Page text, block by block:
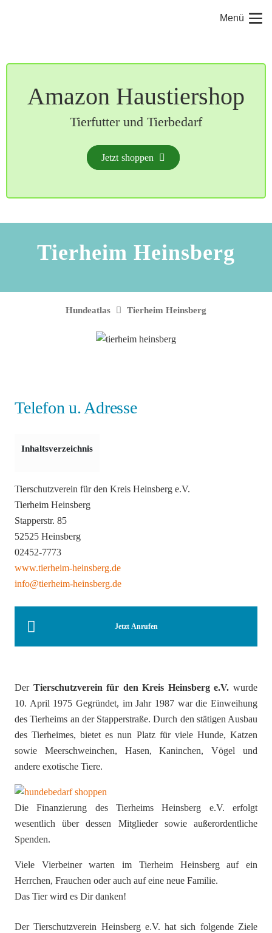
Menü
Amazon Haustiershop
Tierfutter und Tierbedarf
Jetzt shoppen
Tierheim Heinsberg
Hundeatlas Tierheim Heinsberg
Telefon u. Adresse
Inhaltsverzeichnis
Tierschutzverein für den Kreis Heinsberg e.V.
Tierheim Heinsberg
Stapperstr. 85
52525 Heinsberg
02452-7773
www.tierheim-heinsberg.de
info@tierheim-heinsberg.de
Jetzt Anrufen
Der Tierschutzverein für den Kreis Heinsberg e.V. wurde
10. April 1975 Gegründet, im Jahr 1987 war die Einweihung
des Tierheims an der Stapperstraße. Durch den stätigen Ausbau
des Tierheimes, bietet es nun Platz für viele Hunde, Katzen
sowie Meerschweinchen, Hasen, Kaninchen, Vögel und
andere exotische Tiere.
Die Finanzierung des Tierheims Heinsberg e.V. erfolgt
wesentlich über dessen Mitglieder sowie außerordentliche
Spenden.
Viele Vierbeiner warten im Tierheim Heinsberg auf ein
Herrchen, Frauchen oder auch auf eine neue Familie.
Das Tier wird es Dir danken!
Der Tierschutzverein Heinsberg e.V. hat sich folgende Ziele